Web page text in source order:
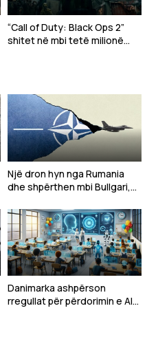
“Call of Duty: Black Ops 2”
shitet në mbi tetë milionë
Një dron hyn nga Rumania
dhe shpërthen mbi Bullgari,
NATO-s
Danimarka ashpërson
rregullat për përdorimin e AI-